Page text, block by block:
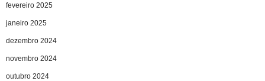
fevereiro 2025
janeiro 2025
dezembro 2024
novembro 2024
outubro 2024